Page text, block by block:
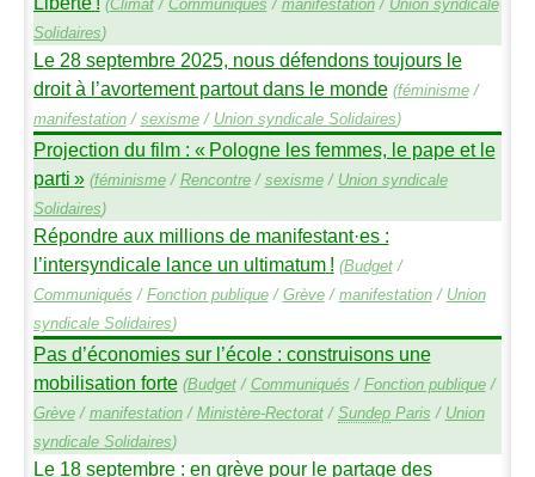
(Climat/ Communiqués / manifestation/ Union syndicale
Solidaires)
Le 28 septembre 2025, nous défendons toujours le
droit à l’avortement partout dans le monde (féminisme/
manifestation/ sexisme/ Union syndicale Solidaires)
Projection du film : « Pologne les femmes, le pape et le
parti » (féminisme/ Rencontre/ sexisme/ Union syndicale
Solidaires)
Répondre aux millions de manifestant·es :
l’intersyndicale lance un ultimatum ! (Budget/
Communiqués / Fonction publique/ Grève/ manifestation/ Union
syndicale Solidaires)
Pas d’économies sur l’école : construisons une
mobilisation forte (Budget/ Communiqués / Fonction publique/
Grève/ manifestation/ Ministère-Rectorat/ SundepParis / Union
syndicale Solidaires)
Le 18 septembre : en grève pour le partage des